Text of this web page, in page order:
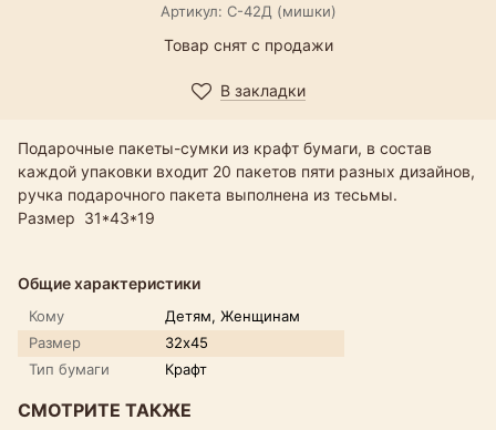
Артикул: С-42Д (мишки)
Товар снят с продажи
В закладки
Подарочные пакеты-сумки из крафт бумаги, в состав
каждой упаковки входит 20 пакетов пяти разных дизайнов,
ручка подарочного пакета выполнена из тесьмы.
Размер 31*43*19
Общие характеристики
Кому
Детям, Женщинам
Размер
32х45
Тип бумаги
Крафт
СМОТРИТЕ ТАКЖЕ